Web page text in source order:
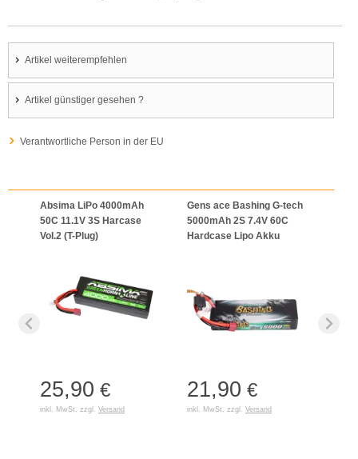
Artikel weiterempfehlen
Artikel günstiger gesehen ?
Verantwortliche Person in der EU
Absima LiPo 4000mAh
50C 11.1V 3S Harcase
Vol.2 (T-Plug)
25,90 €
inkl. MwSt. zzgl. Versand
Gens ace Bashing G-tech
5000mAh 2S 7.4V 60C
Hardcase Lipo Akku
21,90 €
inkl. MwSt. zzgl. Versand